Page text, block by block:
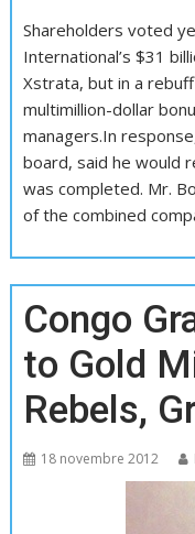
Shareholders voted
International’s $31
Xstrata, but in a
multimillion-dollar
managers.In
board, said he would
was completed. Mr.
of the combined
Congo
to Gold
Rebels,
18 novembre 2012